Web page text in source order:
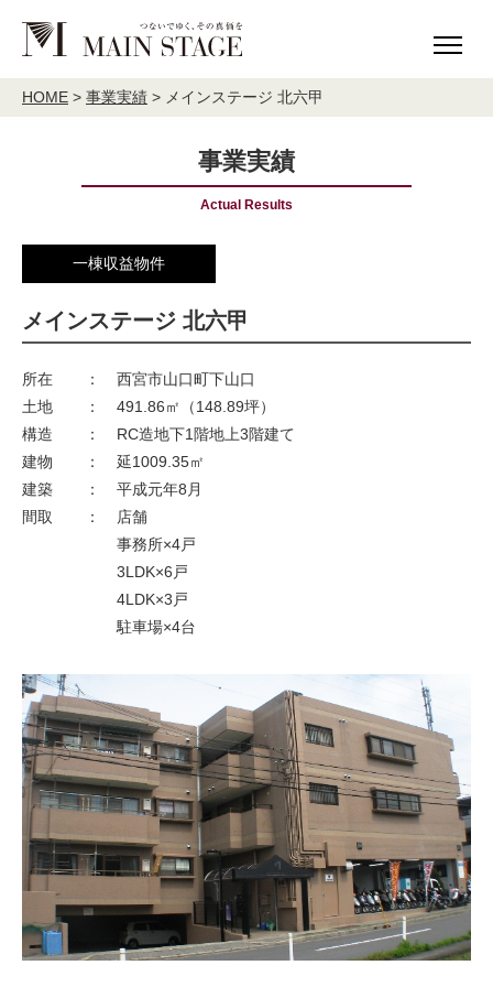
HOME > 事業実績 > メインステージ 北六甲
事業実績
Actual Results
一棟収益物件
メインステージ 北六甲
所在 ：
西宮市山口町下山口
土地
：
491.86㎡（148.89坪）
構造
：
RC造地下1階地上3階建て
建物
：
延1009.35㎡
建築
：
平成元年8月
間取
：
店舗
事務所×4戸
3LDK×6戸
4LDK×3戸
駐車場×4台
HOME
MAIN STAGE について
アクセス
validie
事業実績
不動産情報
保有・管理物件一覧
最新情報一覧
個人情報保護方針
サイトマップ
賃貸業者様専用